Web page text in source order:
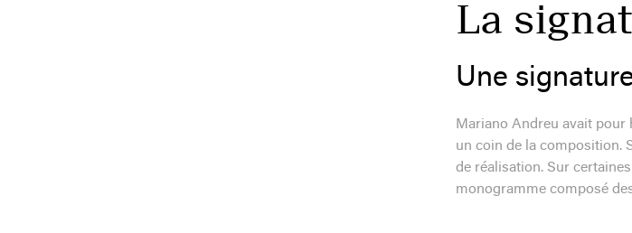
La
Une
Mariano Andreu avait
un coin de la composition.
de réalisation. Sur
monogramme composé